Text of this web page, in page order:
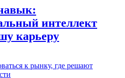
интеллект
карьеру